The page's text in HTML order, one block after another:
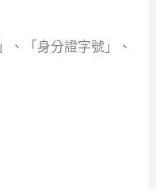
、「身分證字號」、